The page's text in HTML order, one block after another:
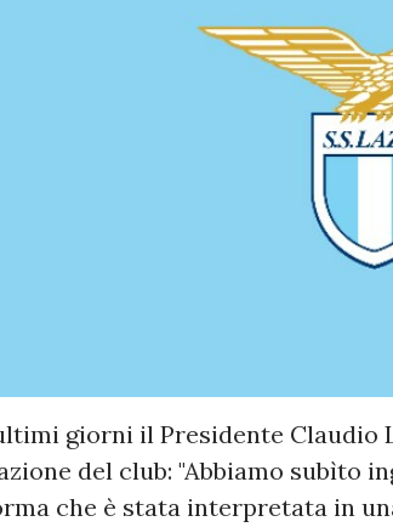
giorni il Presidente Claudio
del club: "Abbiamo subìto
che è stata interpretata in